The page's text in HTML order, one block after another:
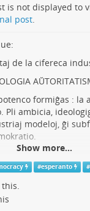
is not displayed to
post
de la cifereca
formiĝas : la
Pli ambicia,
modeloj, ĝi
11/arti…
#politics
Show more...
#esperanto #
this.